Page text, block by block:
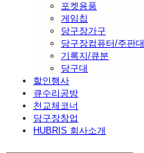
포켓용품
게임칩
당구장가구
당구장컴퓨터/주판대
기록지/큐분
당구대
할인행사
큐수리공방
천교체코너
당구장창업
HUBRIS 회사소개